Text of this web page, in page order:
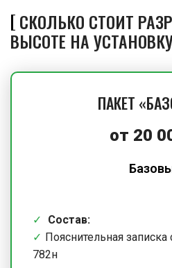
СКОЛЬКО СТОИТ
ВЫСОТЕ НА
ПАКЕТ
от 20
Состав:
Пояснительная записка
782н